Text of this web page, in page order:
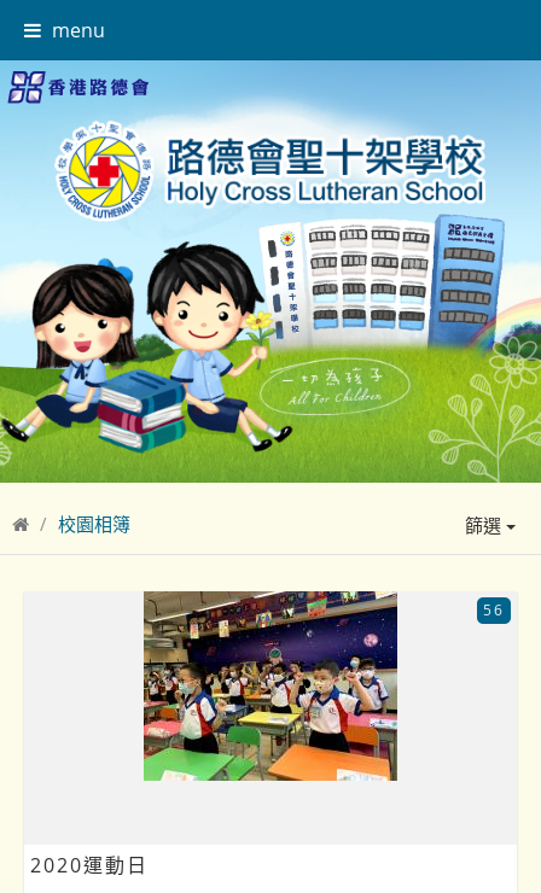
menu
校園相簿 篩選
2020運動日
56